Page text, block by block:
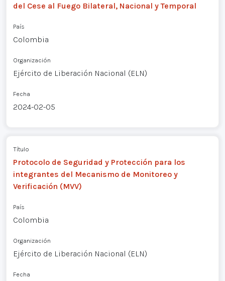
del Cese al Fuego Bilateral, Nacional y Temporal
País
Colombia
Organización
Ejército de Liberación Nacional (ELN)
Fecha
2024-02-05
Título
Protocolo de Seguridad y Protección para los
integrantes del Mecanismo de Monitoreo y
Verificación (MVV)
País
Colombia
Organización
Ejército de Liberación Nacional (ELN)
Fecha